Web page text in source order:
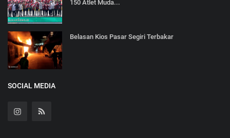
150 Atlet Muda...
Belasan Kios Pasar Segiri Terbakar
SOCIAL MEDIA